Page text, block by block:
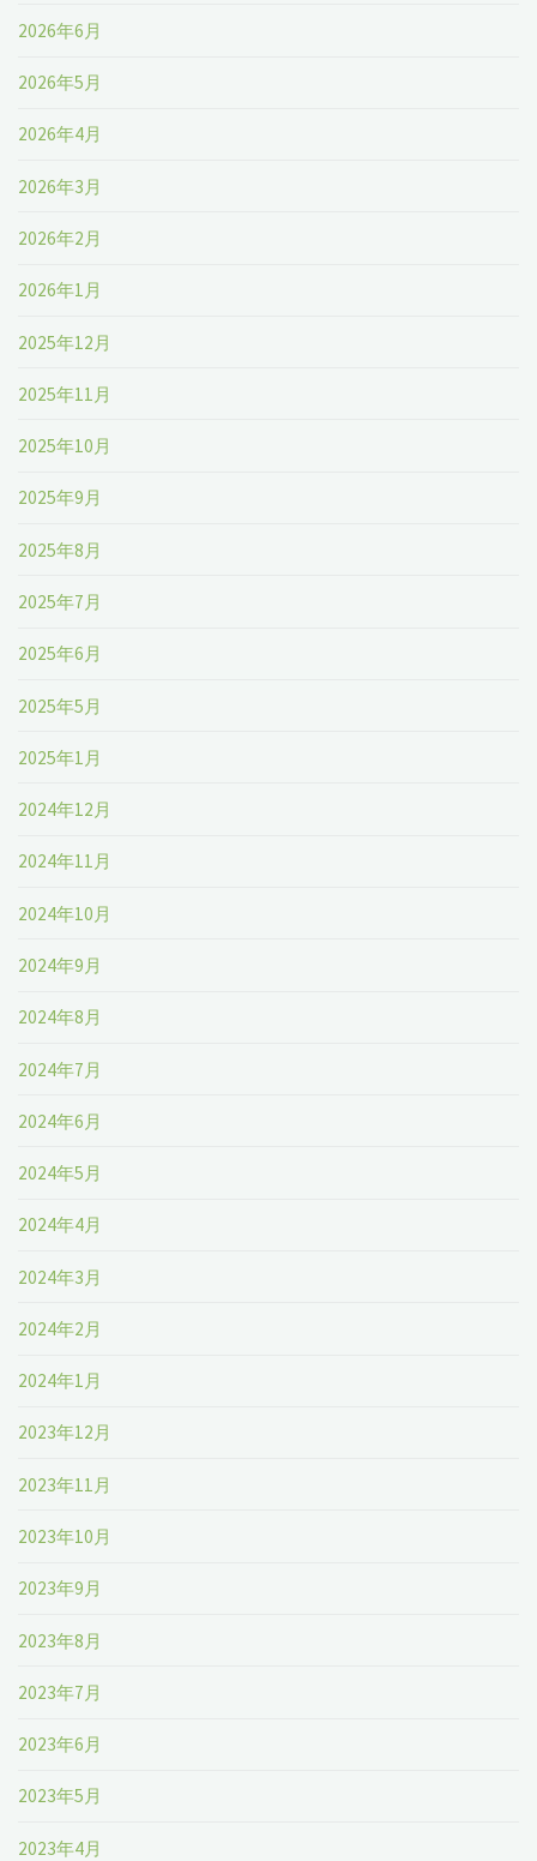
2026年6月
2026年5月
2026年4月
2026年3月
2026年2月
2026年1月
2025年12月
2025年11月
2025年10月
2025年9月
2025年8月
2025年7月
2025年6月
2025年5月
2025年1月
2024年12月
2024年11月
2024年10月
2024年9月
2024年8月
2024年7月
2024年6月
2024年5月
2024年4月
2024年3月
2024年2月
2024年1月
2023年12月
2023年11月
2023年10月
2023年9月
2023年8月
2023年7月
2023年6月
2023年5月
2023年4月